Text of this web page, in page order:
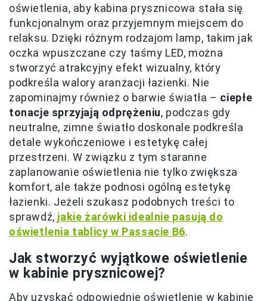
oświetlenia, aby kabina prysznicowa stała się
funkcjonalnym oraz przyjemnym miejscem do
relaksu. Dzięki różnym rodzajom lamp, takim jak
oczka wpuszczane czy taśmy LED, można
stworzyć atrakcyjny efekt wizualny, który
podkreśla walory aranżacji łazienki. Nie
zapominajmy również o barwie światła – ciepłe
tonacje sprzyjają odprężeniu, podczas gdy
neutralne, zimne światło doskonale podkreśla
detale wykończeniowe i estetykę całej
przestrzeni. W związku z tym staranne
zaplanowanie oświetlenia nie tylko zwiększa
komfort, ale także podnosi ogólną estetykę
łazienki. Jeżeli szukasz podobnych treści to
sprawdź, jakie żarówki idealnie pasują do
oświetlenia tablicy w Passacie B6.
Jak stworzyć wyjątkowe oświetlenie
w kabinie prysznicowej?
Aby uzyskać odpowiednie oświetlenie w kabinie